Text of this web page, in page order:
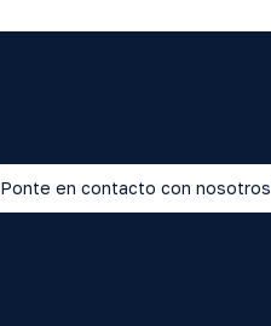
Ponte en contacto con nosotros